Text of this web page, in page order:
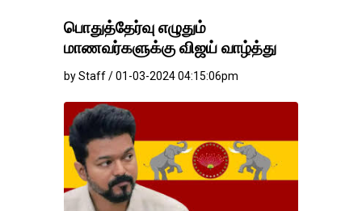
பொதுத்தேர்வு எழுதும்
மாணவர்களுக்கு விஜய் வாழ்த்து
by Staff / 01-03-2024 04:15:06pm